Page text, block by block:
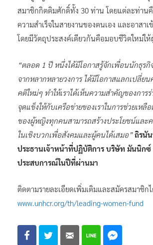
สมาชิกกิตติมศักดิ์ทั้ง 30 ท่าน โดยแต่ละท่า
ความสำเร็จในสายงานของตนเอง และอาสาเ
โดยมีวัตถุประสงค์เดียวกันคือมอบชีวิตใหม่ใ
“ตลอด 1 ปี หนึ่งได้มีโอกาสรู้จักเพื่อนนักธุร
จากหลากหลายวงการ ได้มีโอกาสแลกเปลี่ย
คติใหม่ๆ ทำให้เราได้เห็นความสำคัญของการ
จุดแข็งให้กับเครือข่ายของเราในการช่วยเห
ของผู้หญิงทุกคนสามารถสร้างประโยชน์และ
ในเชิงบวกเพื่อสังคมและผู้คนได้เสมอ” ถิรนั
ประธานเจ้าหน้าที่ปฏิบัติการ บริษัท มันนิกซ์
ประสบการณ์ในปีที่ผ่านมา
ติดตามรายละเอียดเพิ่มเติมและสมัครสมาชิก
www.unhcr.org/th/leading-women-fund